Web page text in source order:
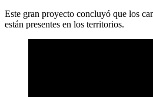
Este gran proyecto concluyó que los
están presentes en los territorios.